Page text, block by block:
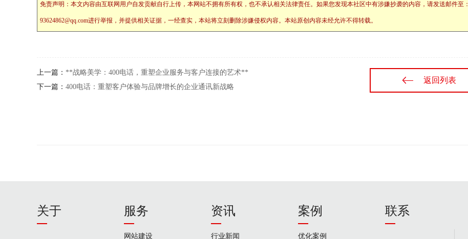
免责声明：本文内容由互联网用户自发贡献自行上传，本网站不拥有所有权，也不承认相关法律责任。如果您发现本社区中有涉嫌抄袭的内容，请发送邮件至：
93624862@qq.com进行举报，并提供相关证据，一经查实，本站将立刻删除涉嫌侵权内容。本站原创内容未经允许不得转载。
上一篇： **战略美学：400电话，重塑企业服务与客户连接的艺术**
下一篇： 400电话：重塑客户体验与品牌增长的企业通讯新战略
返回列表
关于 服务
网站建设
资讯
行业新闻
案例
优化案例
联系